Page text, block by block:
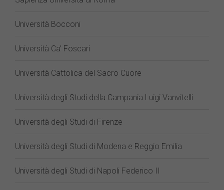
Università Bocconi
Università Ca’ Foscari
Università Cattolica del Sacro Cuore
Università degli Studi della Campania Luigi Vanvitelli
Università degli Studi di Firenze
Università degli Studi di Modena e Reggio Emilia
Università degli Studi di Napoli Federico II